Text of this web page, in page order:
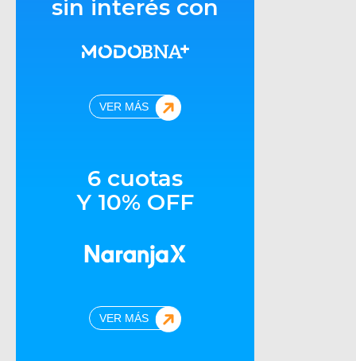
sin interés con
VER MÁS
6 cuotas
Y 10% OFF
VER MÁS